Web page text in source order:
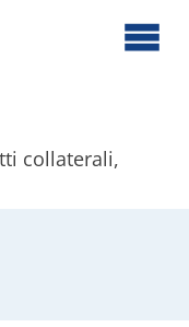
collaterali,